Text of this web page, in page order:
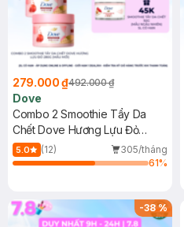
279.000 ₫492.000 ₫
Dove
Combo 2 Smoothie Tẩy Da
Chết Dove Hương Lựu Đỏ
280g (Mẫu Mới)
5.0 (12)
305/tháng
61%
-38%